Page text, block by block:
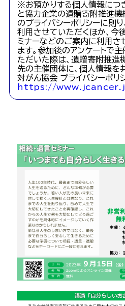
※お預かりする個人情報につ
と協力企業の遺贈寄附推進機
のプライバシーポリシーに則
利用させていただくほか、今
ミナーなどのご案内に利用さ
ます。参加後のアンケートで
ただいた際は、遺贈寄附推進
先の主催団体に、個人情報を
対がん協会 プライバシーポリ
https://